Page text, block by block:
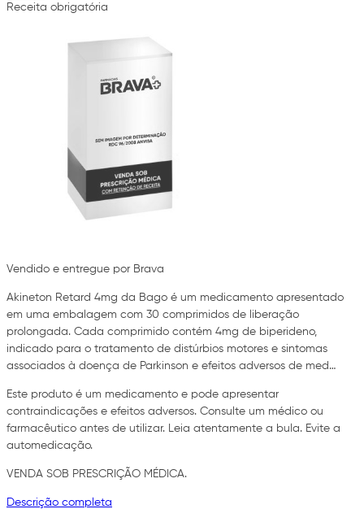
Receita obrigatória
Vendido e entregue por Brava
Akineton Retard 4mg da Bago é um medicamento apresentado
em uma embalagem com 30 comprimidos de liberação
prolongada. Cada comprimido contém 4mg de biperideno,
indicado para o tratamento de distúrbios motores e sintomas
associados à doença de Parkinson e efeitos adversos de med…
Este produto é um medicamento e pode apresentar
contraindicações e efeitos adversos. Consulte um médico ou
farmacêutico antes de utilizar. Leia atentamente a bula. Evite a
automedicação.
VENDA SOB PRESCRIÇÃO MÉDICA.
Descrição completa